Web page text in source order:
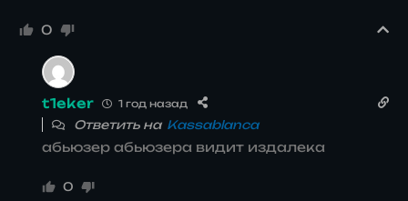
0
t1eker 1 год назад
Ответить на Kassablanca
абьюзер абьюзера видит издалека
0